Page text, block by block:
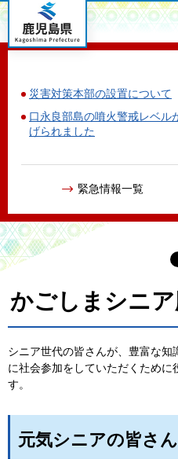
鹿児島県
災害対策本部の設置について
口永良部島の噴火警戒レベル
げられました
緊急情報一覧
かごしまシニ
シニア世代の皆さんが、豊富な
に社会参加をしていただくために
す。
元気シニアの皆さん